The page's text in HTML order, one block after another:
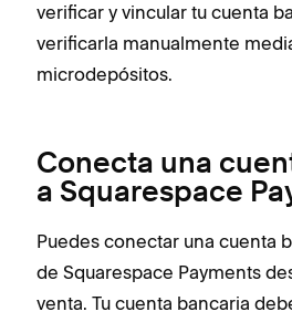
verificar y vincular tu cuenta
verificarla manualmente
microdepósitos.
Conecta una
a Squarespace
Puedes conectar una cuenta
de Squarespace Payments
venta. Tu cuenta bancaria